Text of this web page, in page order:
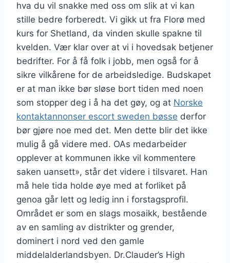
hva du vil snakke med oss om slik at vi kan
stille bedre forberedt. Vi gikk ut fra Florø med
kurs for Shetland, da vinden skulle spakne til
kvelden. Vær klar over at vi i hovedsak betjener
bedrifter. For å få folk i jobb, men også for å
sikre vilkårene for de arbeidsledige. Budskapet
er at man ikke bør sløse bort tiden med noen
som stopper deg i å ha det gøy, og at Norske
kontaktannonser escort sweden bøsse derfor
bør gjøre noe med det. Men dette blir det ikke
mulig å gå videre med. OAs medarbeider
opplever at kommunen ikke vil kommentere
saken uansett», står det videre i tilsvaret. Han
må hele tida holde øye med at forliket på
genoa går lett og ledig inn i forstagsprofil.
Området er som en slags mosaikk, bestående
av en samling av distrikter og grender,
dominert i nord ved den gamle
middelalderlandsbyen. Dr.Clauder’s High